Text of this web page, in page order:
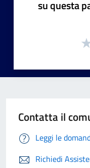
su questa
Contatta il
Leggi le
Richiedi